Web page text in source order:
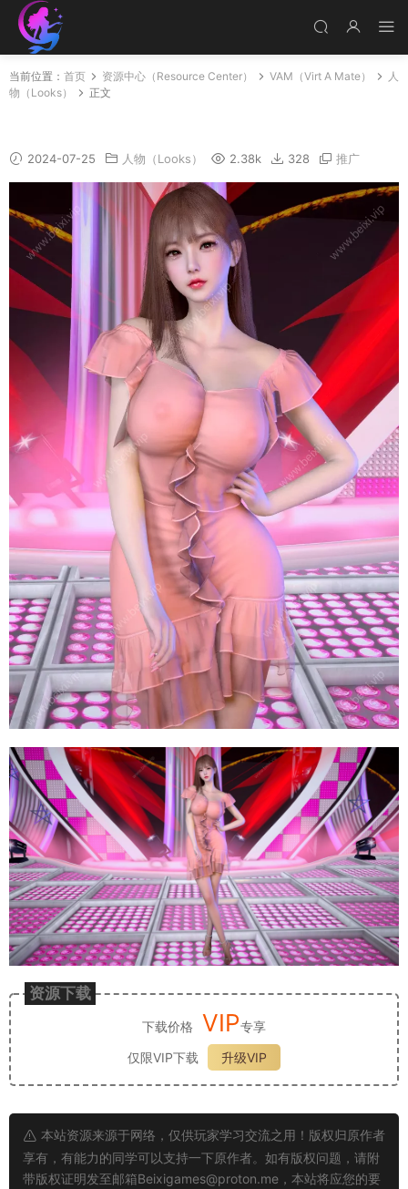
当前位置： 首页 资源中心（Resource Center） VAM（Virt A Mate）
人
物（Looks）
正文
2024-07-25 人物（Looks） 2.38k 328 推广
资源下载
下载价格 VIP专享
仅限VIP下载
升级VIP
本站资源来源于网络，仅供玩家学习交流之用！版权归原作者
享有，有能力的同学可以支持一下原作者。如有版权问题，请附
带版权证明发至邮箱Beixigames@proton.me ，本站将应您的要